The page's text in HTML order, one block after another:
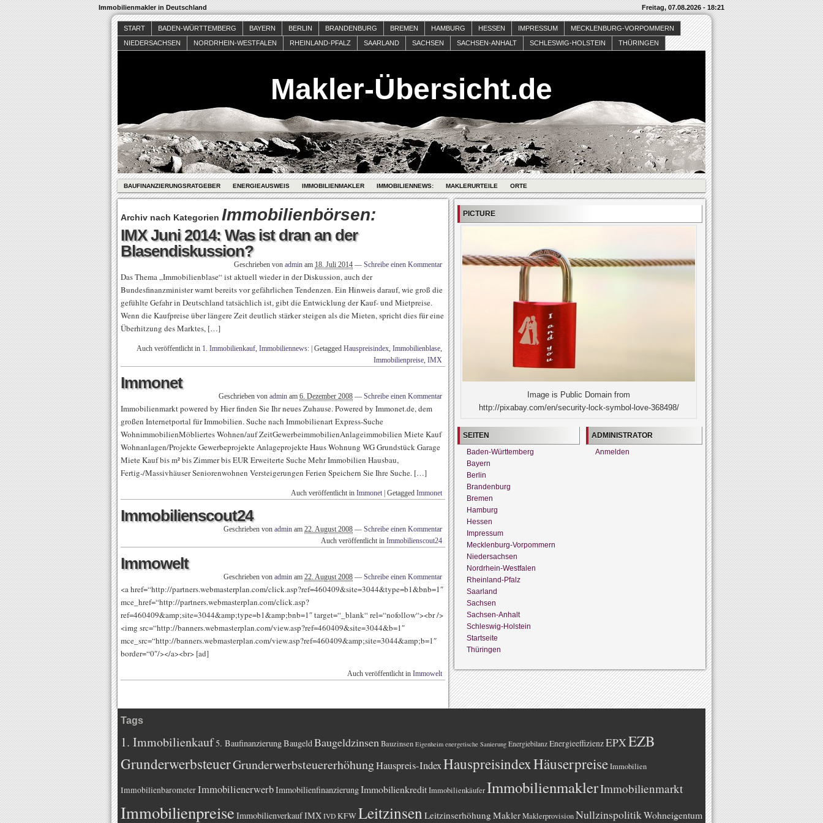
Immobilienmakler in Deutschland Freitag, 07.08.2026 - 18:21
START BADEN-WÜRTTEMBERG BAYERN BERLIN BRANDENBURG BREMEN HAMBURG HESSEN IMPRESSUM
MECKLENBURG-VORPOMMERN
NIEDERSACHSEN
NORDRHEIN-WESTFALEN RHEINLAND-PFALZ SAARLAND SACHSEN SACHSEN-ANHALT SCHLESWIG-HOLSTEIN THÜRINGEN
Makler-Übersicht.de
BAUFINANZIERUNGSRATGEBER ENERGIEAUSWEIS IMMOBILIENMAKLER IMMOBILIENNEWS: MAKLERURTEILE ORTE
Archiv nach Kategorien Immobilienbörsen:
IMX Juni 2014: Was ist dran an der
Blasendiskussion?
Geschrieben von admin am 18. Juli 2014 — Schreibe einen Kommentar
Das Thema „Immobilienblase“ ist aktuell wieder in der Diskussion, auch der
Bundesfinanzminister warnt bereits vor gefährlichen Tendenzen. Ein Hinweis darauf, wie groß die
gefühlte Gefahr in Deutschland tatsächlich ist, gibt die Entwicklung der Kauf- und Mietpreise.
Wenn die Kaufpreise über längere Zeit deutlich stärker steigen als die Mieten, spricht dies für eine
Überhitzung des Marktes, […]
Auch veröffentlicht in 1. Immobilienkauf, Immobiliennews: Getagged Hauspreisindex, Immobilienblase,
Immobilienpreise, IMX
Immonet
Geschrieben von admin am 6. Dezember 2008 — Schreibe einen Kommentar
Immobilienmarkt powered by Hier finden Sie Ihr neues Zuhause. Powered by Immonet.de, dem
großen Internetportal für Immobilien. Suche nach Immobilienart Express-Suche
WohnimmobilienMöbliertes Wohnen/auf ZeitGewerbeimmobilienAnlageimmobilien Miete Kauf
Wohnanlagen/Projekte Gewerbeprojekte Anlageprojekte Haus Wohnung WG Grundstück Garage
Miete Kauf bis m² bis Zimmer bis EUR Erweiterte Suche Mehr Immobilien Hausbau,
Fertig-/Massivhäuser Seniorenwohnen Versteigerungen Ferien Speichern Sie Ihre Suche. […]
Auch veröffentlicht in Immonet Getagged Immonet
Immobilienscout24
Geschrieben von admin am 22. August 2008 — Schreibe einen Kommentar
Auch veröffentlicht in Immobilienscout24
Immowelt
Geschrieben von admin am 22. August 2008 — Schreibe einen Kommentar
<a href=“http://partners.webmasterplan.com/click.asp?ref=460409&site=3044&type=b1&bnb=1″
mce_href=“http://partners.webmasterplan.com/click.asp?
ref=460409&amp;site=3044&amp;type=b1&amp;bnb=1″ target=“_blank“ rel=“nofollow“><br />
<img src=“http://banners.webmasterplan.com/view.asp?ref=460409&site=3044&b=1″
mce_src=“http://banners.webmasterplan.com/view.asp?ref=460409&amp;site=3044&amp;b=1″
border=“0″/></a><br> [ad]
Auch veröffentlicht in Immowelt
PICTURE
Image is Public Domain from
http://pixabay.com/en/security-lock-symbol-love-368498/
SEITEN
Baden-Württemberg
Bayern
Berlin
Brandenburg
Bremen
Hamburg
Hessen
Impressum
Mecklenburg-Vorpommern
Niedersachsen
Nordrhein-Westfalen
Rheinland-Pfalz
Saarland
Sachsen
Sachsen-Anhalt
Schleswig-Holstein
Startseite
Thüringen
ADMINISTRATOR
Anmelden
Tags
1. Immobilienkauf5. BaufinanzierungBaugeldBaugeldzinsenBauzinsen Eigenheim energetische Sanierung Energiebilanz EnergieeffizienzEPXEZB
GrunderwerbsteuerGrunderwerbsteuererhöhungHauspreis-IndexHauspreisindexHäuserpreiseImmobilien
ImmobilienbarometerImmobilienerwerbImmobilienfinanzierungImmobilienkreditImmobilienkäuferImmobilienmaklerImmobilienmarkt
Immobilienpreise ImmobilienverkaufIMX IVD KFWLeitzinsen Leitzinserhöhung MaklerMaklerprovisionNullzinspolitikWohneigentum